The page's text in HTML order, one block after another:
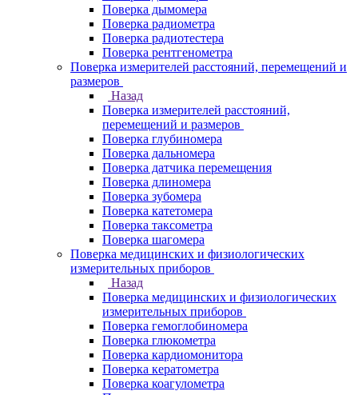
Поверка дымомера
Поверка радиометра
Поверка радиотестера
Поверка рентгенометра
Поверка измерителей расстояний, перемещений и
размеров
Назад
Поверка измерителей расстояний,
перемещений и размеров
Поверка глубиномера
Поверка дальномера
Поверка датчика перемещения
Поверка длиномера
Поверка зубомера
Поверка катетомера
Поверка таксометра
Поверка шагомера
Поверка медицинских и физиологических
измерительных приборов
Назад
Поверка медицинских и физиологических
измерительных приборов
Поверка гемоглобиномера
Поверка глюкометра
Поверка кардиомонитора
Поверка кератометра
Поверка коагулометра